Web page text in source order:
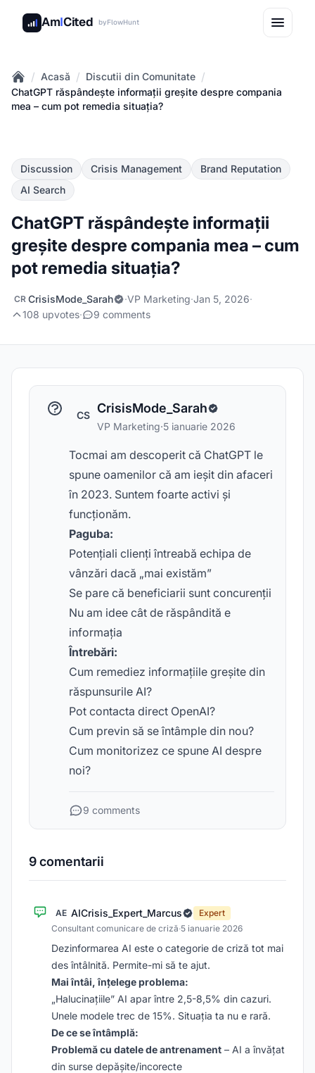
AmICited byFlowHunt
Home
/ Acasă / Discutii din Comunitate /
ChatGPT răspândește informații greșite despre compania
mea – cum pot remedia situația?
Discussion Crisis Management
Brand Reputation
AI Search
ChatGPT răspândește informații
greșite despre compania mea – cum
pot remedia situația?
CR CrisisMode_Sarah ·VP Marketing·Jan 5, 2026·
108 upvotes· 9 comments
CS CrisisMode_Sarah
VP Marketing·5 ianuarie 2026
Tocmai am descoperit că ChatGPT le
spune oamenilor că am ieșit din afaceri
în 2023. Suntem foarte activi și
funcționăm.
Paguba:
Potențiali clienți întreabă echipa de
vânzări dacă „mai existăm”
Se pare că beneficiarii sunt concurenții
Nu am idee cât de răspândită e
informația
Întrebări:
Cum remediez informațiile greșite din
răspunsurile AI?
Pot contacta direct OpenAI?
Cum previn să se întâmple din nou?
Cum monitorizez ce spune AI despre
noi?
9 comments
9 comentarii
AE AICrisis_Expert_Marcus
Expert
Consultant comunicare de criză·5 ianuarie 2026
Dezinformarea AI este o categorie de criză tot mai
des întâlnită. Permite-mi să te ajut.
Mai întâi, înțelege problema:
„Halucinațiile” AI apar între 2,5-8,5% din cazuri.
Unele modele trec de 15%. Situația ta nu e rară.
De ce se întâmplă:
Problemă cu datele de antrenament – AI a învățat
din surse depășite/incorecte